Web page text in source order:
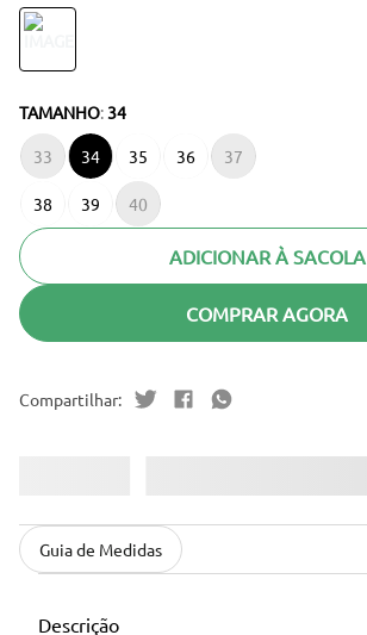
TAMANHO: 34
33 34 35 36 37
38 39 40
ADICIONAR À SACOLA
COMPRAR AGORA
Guia de Medidas
Descrição